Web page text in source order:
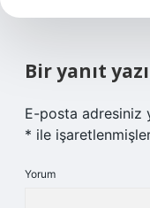
Bir yanıt
E-posta adresiniz
* ile
Yorum